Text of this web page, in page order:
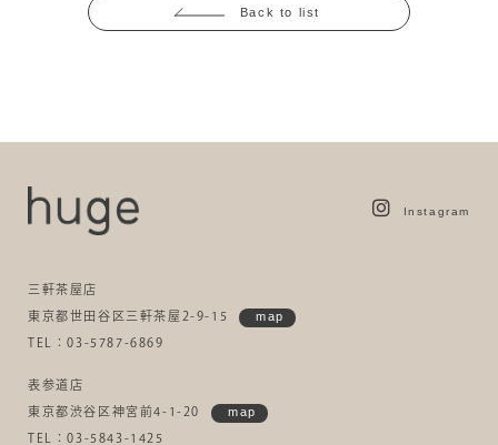
Back to list
Instagram
三軒茶屋店
東京都世田谷区三軒茶屋2-9-15 map
TEL：03-5787-6869
表参道店
東京都渋谷区神宮前4-1-20 map
TEL：03-5843-1425